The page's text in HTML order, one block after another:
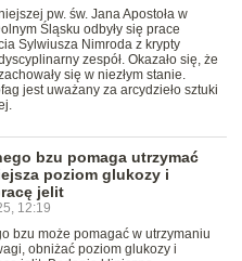
pw. św. Jana Apostoła w
Śląsku odbyły się prace
Sylwiusza Nimroda z krypty
zespół. Okazało się, że
się w niezłym stanie.
jest uważany za arcydzieło sztuki
bzu pomaga utrzymać
poziom glukozy i
jelit
12:19
bzu może pomagać w utrzymaniu
obniżać poziom glukozy i